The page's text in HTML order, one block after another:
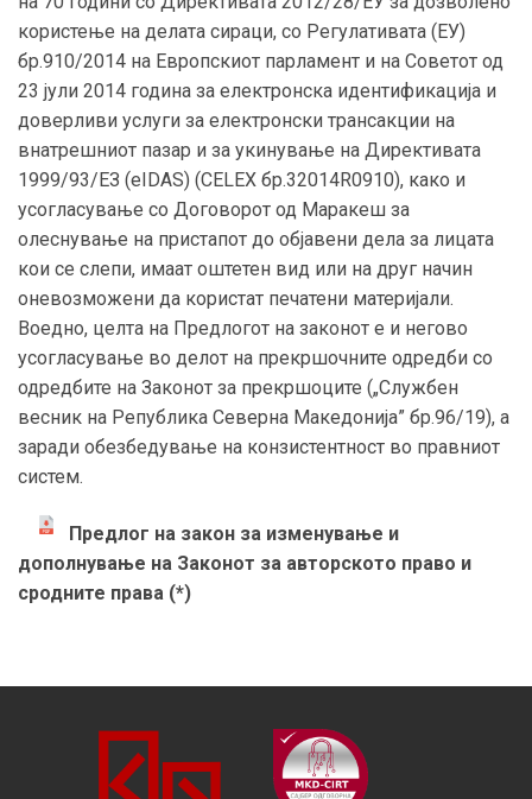
користење на делата сираци, со Регулативата (ЕУ)
бр.910/2014 на Eвропскиот парламент и на Советот од
23 јули 2014 година за електронска идентификација и
доверливи услуги за електронски трансакции на
внатрешниот пазар и за укинување на Директивата
1999/93/ЕЗ (eIDAS) (CELEX бр.32014R0910), како и
усогласување со Договорот од Маракеш за
олеснување на пристапот до објавени дела за лицата
кои се слепи, имаат оштетен вид или на друг начин
оневозможени да користат печатени материјали.
Воедно, целта на Предлогот на законот е и негово
усогласување во делот на прекршочните одредби со
одредбите на Законот за прекршоците („Службен
весник на Република Северна Македонија” бр.96/19), а
заради обезбедување на конзистентност во правниот
систем.
Предлог на закон за изменување и
дополнување на Законот за авторското право и
сродните права (*)